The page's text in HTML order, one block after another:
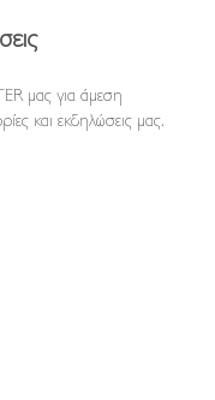
μας για άμεση
και εκδηλώσεις μας.